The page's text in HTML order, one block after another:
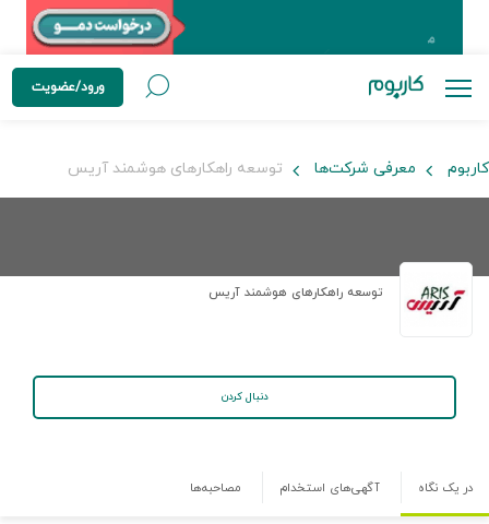
ورود/عضویت
کاربوم معرفی شرکت‌ها توسعه راهکارهای هوشمند آریس
توسعه راهکارهای هوشمند آریس
دنبال کردن
در یک نگاه آگهی‌های استخدام مصاحبه‌ها